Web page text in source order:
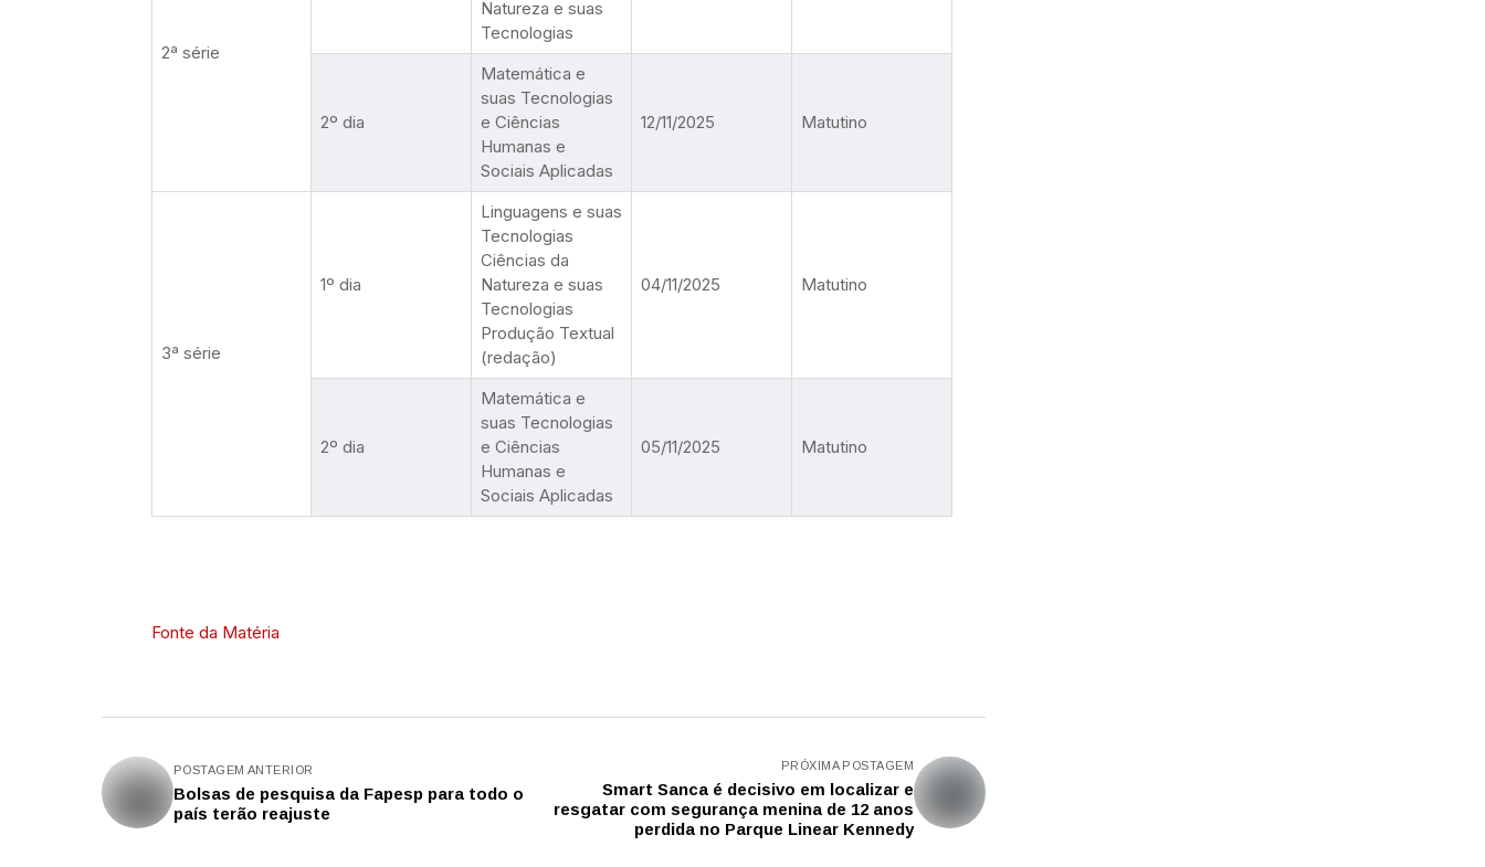
2ª série
Natureza e suas
Tecnologias
2º dia
Matemática e
suas Tecnologias
e Ciências
Humanas e
Sociais Aplicadas
12/11/2025 Matutino
3ª série
1º dia
Linguagens e suas
Tecnologias
Ciências da
Natureza e suas
Tecnologias
Produção Textual
(redação)
04/11/2025 Matutino
2º dia
Matemática e
suas Tecnologias
e Ciências
Humanas e
Sociais Aplicadas
05/11/2025 Matutino
Fonte da Matéria
POSTAGEM ANTERIOR
Bolsas de pesquisa da Fapesp para todo o
país terão reajuste
PRÓXIMA POSTAGEM
Smart Sanca é decisivo em localizar e
resgatar com segurança menina de 12 anos
perdida no Parque Linear Kennedy